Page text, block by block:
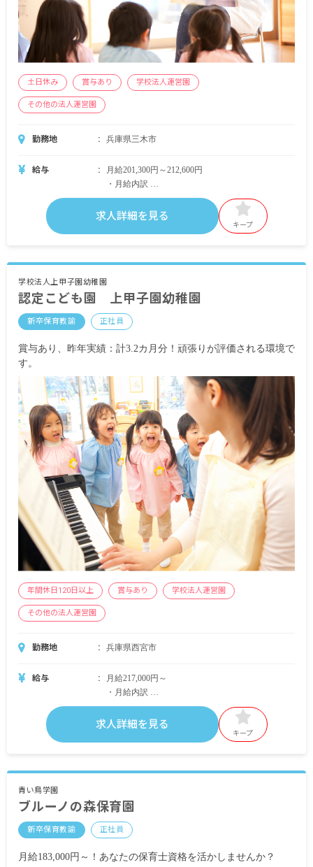
土日休み 賞与あり 学校法人運営園
その他の法人運営園
勤務地 兵庫県三木市
給与
月給201,300円～212,600円
・月給内訳
基本給 186,400円～196,900円
定額残業手当 14,900円～15,700円
処遇改善手当 25,000円（令和2年度）
通勤手当 月上限2,000円～24,400円
賞与年2回 昨年実績：計4.4カ月分（初年1回目支
※試用期間あり
求人詳細を見る
キープ
学校法人上甲子園幼稚園
認定こども園 上甲子園幼稚園
新卒保育教諭 正社員
賞与あり、昨年実績：計3.2カ月分！頑張りが評価される環境で
す。
年間休日120日以上 賞与あり 学校法人運営園
その他の法人運営園
勤務地 兵庫県西宮市
給与
月給217,000円～
・月給内訳
基本給 法人の規定に準ずる
賞与あり 昨年実績：計3.2カ月分
※試用期間あり
求人詳細を見る
キープ
青い鳥学園
ブルーノの森保育園
新卒保育教諭 正社員
月給183,000円～！あなたの保育士資格を活かしませんか？